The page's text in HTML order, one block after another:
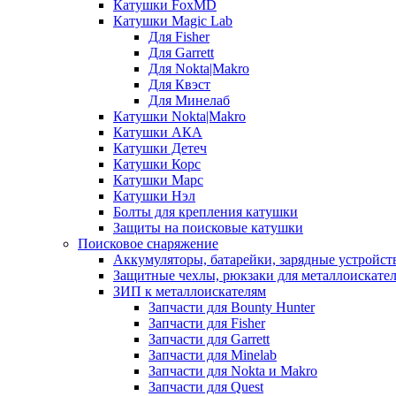
Катушки FoxMD
Катушки Magic Lab
Для Fisher
Для Garrett
Для Nokta|Makro
Для Квэст
Для Минелаб
Катушки Nokta|Makro
Катушки АКА
Катушки Детеч
Катушки Корс
Катушки Марс
Катушки Нэл
Болты для крепления катушки
Защиты на поисковые катушки
Поисковое снаряжение
Аккумуляторы, батарейки, зарядные
Защитные чехлы, рюкзаки для
ЗИП к металлоискателям
Запчасти для Bounty Hunter
Запчасти для Fisher
Запчасти для Garrett
Запчасти для Minelab
Запчасти для Nokta и Makro
Запчасти для Quest